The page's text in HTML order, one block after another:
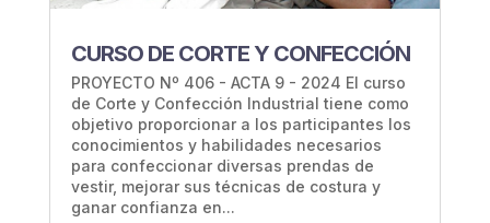
CURSO DE CORTE Y CONFECCIÓN
PROYECTO Nº 406 - ACTA 9 - 2024 El curso
de Corte y Confección Industrial tiene como
objetivo proporcionar a los participantes los
conocimientos y habilidades necesarios
para confeccionar diversas prendas de
vestir, mejorar sus técnicas de costura y
ganar confianza en...